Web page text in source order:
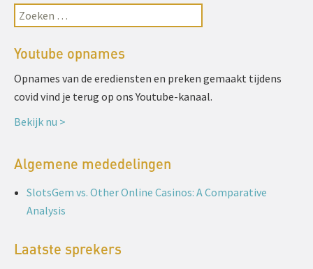
Youtube opnames
Opnames van de erediensten en preken gemaakt tijdens
covid vind je terug op ons Youtube-kanaal.
Bekijk nu >
Algemene mededelingen
SlotsGem vs. Other Online Casinos: A Comparative
Analysis
Laatste sprekers